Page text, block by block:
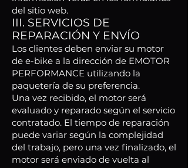
del sitio web.
III. SERVICIOS DE
REPARACIÓN Y ENVÍO
Los clientes deben enviar su motor
de e-bike a la dirección de EMOTOR
PERFORMANCE utilizando la
paquetería de su preferencia.
Una vez recibido, el motor será
evaluado y reparado según el servicio
contratado. El tiempo de reparación
puede variar según la complejidad
del trabajo, pero una vez finalizado, el
motor será enviado de vuelta al